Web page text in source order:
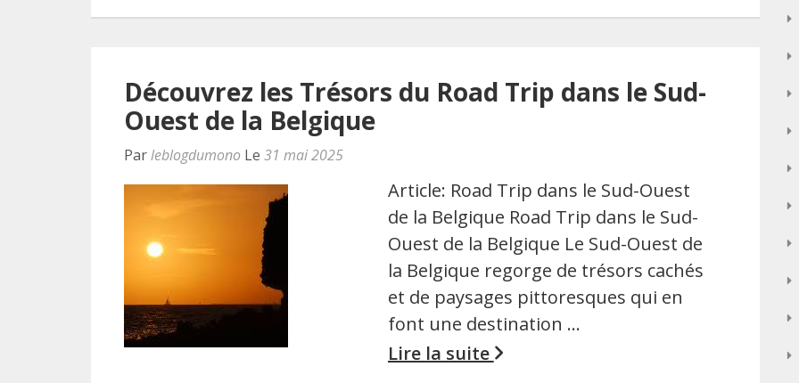
Découvrez les Trésors du Road Trip dans le Sud-
Ouest de la Belgique
Parleblogdumono Le 31 mai 2025
Article: Road Trip dans le Sud-Ouest
de la Belgique Road Trip dans le Sud-
Ouest de la Belgique Le Sud-Ouest de
la Belgique regorge de trésors cachés
et de paysages pittoresques qui en
font une destination …
Lire la suite